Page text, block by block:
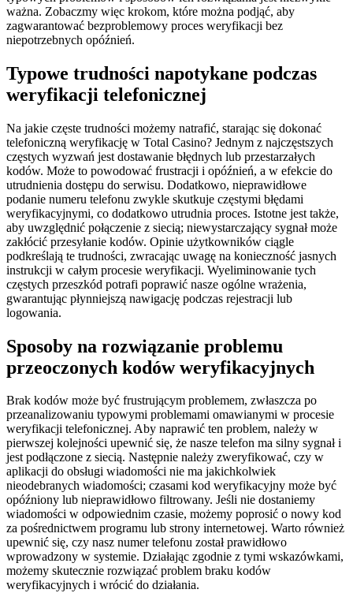
ważna. Zobaczmy więc krokom, które można podjąć, aby
zagwarantować bezproblemowy proces weryfikacji bez
niepotrzebnych opóźnień.
Typowe trudności napotykane podczas
weryfikacji telefonicznej
Na jakie częste trudności możemy natrafić, starając się dokonać
telefoniczną weryfikację w Total Casino? Jednym z najczęstszych
częstych wyzwań jest dostawanie błędnych lub przestarzałych
kodów. Może to powodować frustracji i opóźnień, a w efekcie do
utrudnienia dostępu do serwisu. Dodatkowo, nieprawidłowe
podanie numeru telefonu zwykle skutkuje częstymi błędami
weryfikacyjnymi, co dodatkowo utrudnia proces. Istotne jest także,
aby uwzględnić połączenie z siecią; niewystarczający sygnał może
zakłócić przesyłanie kodów. Opinie użytkowników ciągle
podkreślają te trudności, zwracając uwagę na konieczność jasnych
instrukcji w całym procesie weryfikacji. Wyeliminowanie tych
częstych przeszkód potrafi poprawić nasze ogólne wrażenia,
gwarantując płynniejszą nawigację podczas rejestracji lub
logowania.
Sposoby na rozwiązanie problemu
przeoczonych kodów weryfikacyjnych
Brak kodów może być frustrującym problemem, zwłaszcza po
przeanalizowaniu typowymi problemami omawianymi w procesie
weryfikacji telefonicznej. Aby naprawić ten problem, należy w
pierwszej kolejności upewnić się, że nasze telefon ma silny sygnał i
jest podłączone z siecią. Następnie należy zweryfikować, czy w
aplikacji do obsługi wiadomości nie ma jakichkolwiek
nieodebranych wiadomości; czasami kod weryfikacyjny może być
opóźniony lub nieprawidłowo filtrowany. Jeśli nie dostaniemy
wiadomości w odpowiednim czasie, możemy poprosić o nowy kod
za pośrednictwem programu lub strony internetowej. Warto również
upewnić się, czy nasz numer telefonu został prawidłowo
wprowadzony w systemie. Działając zgodnie z tymi wskazówkami,
możemy skutecznie rozwiązać problem braku kodów
weryfikacyjnych i wrócić do działania.